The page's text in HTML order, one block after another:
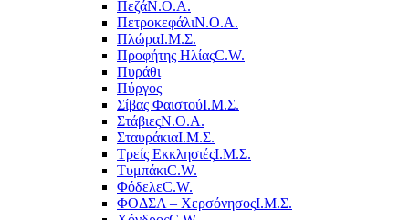
ΠεζάΝ.Ο.Α.
ΠετροκεφάλιΝ.Ο.Α.
ΠλώραΙ.Μ.Σ.
Προφήτης ΗλίαςC.W.
Πυράθι
Πύργος
Σίβας ΦαιστούΙ.Μ.Σ.
ΣτάβιεςΝ.Ο.Α.
ΣταυράκιαΙ.Μ.Σ.
Τρείς ΕκκλησιέςΙ.Μ.Σ.
ΤυμπάκιC.W.
ΦόδελεC.W.
ΦΟΔΣΑ – ΧερσόνησοςΙ.Μ.Σ.